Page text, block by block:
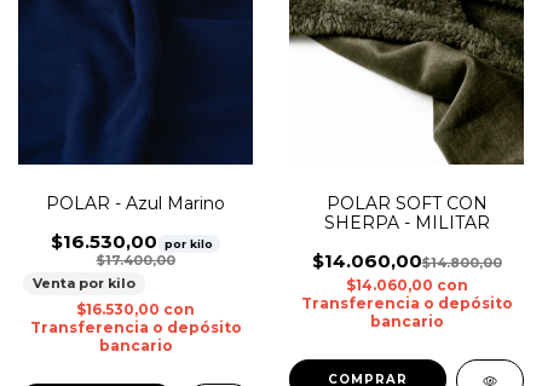
POLAR - Azul Marino
$16.530,00 por kilo
$17.400,00
Venta por kilo
$16.530,00 con
Transferencia o depósito
bancario
POLAR SOFT CON
SHERPA - MILITAR
$14.060,00$14.800,00
$14.060,00 con
Transferencia o depósito
bancario